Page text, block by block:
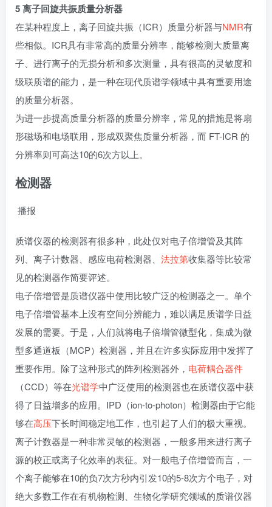
5 离子回旋共振质量分析器
在某种程度上，离子回旋共振（ICR）质量分析器与NMR有
些相似。ICR具有非常高的质量分辨率，能够检测大质量离
子、进行离子的无损分析和多次测量，具有很高的灵敏度和
级联质谱的能力，是一种在现代质谱学领域中具有重要用途
的质量分析器。
为进一步提高质量分析器的质量分辨率，常见的措施是将扇
形磁场和电场联用，形成双聚焦质量分析器，而 FT-ICR 的
分辨率则可高达10的6次方以上。
检测器
播报
质谱仪器的检测器有很多种，此处仅对电子倍增管及其阵
列、离子计数器、感应电荷检测器、 法拉第收集器等比较常
见的检测器作简要评述。
电子倍增管是质谱仪器中使用比较广泛的检测器之一。单个
电子倍增管基本上没有空间分辨能力，难以满足质谱学日益
发展的需要。于是，人们就将电子倍增管微型化，集成为微
型多通道板（MCP）检测器，并且在许多实际应用中发挥了
重要作用。除了这种形式的阵列检测器外， 电荷耦合器件
（CCD）等在光谱学中广泛使用的检测器也在质谱仪器中获
得了日益增多的应用。IPD（ion-to-photon）检测器由于它能
够在高压下长时间稳定地工作，也引起了人们的极大重视。
离子计数器是一种非常灵敏的检测器，一般多用来进行离子
源的校正或离子化效率的表征。对一般电子倍增管而言，一
个离子能够在10的负7次方秒内引发10的5-8次方个电子，对
绝大多数工作在有机物检测、生物化学研究领域的质谱仪器